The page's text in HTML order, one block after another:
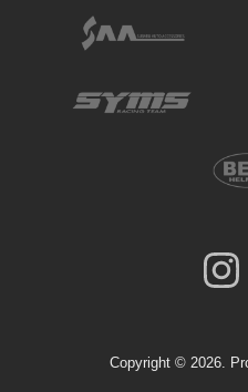
Copyright © 2026.